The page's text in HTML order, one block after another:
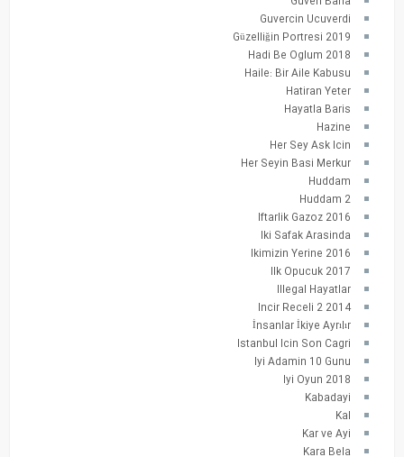
Guvercin Ucuverdi
Güzelliğin Portresi 2019
Hadi Be Oglum 2018
Haile: Bir Aile Kabusu
Hatiran Yeter
Hayatla Baris
Hazine
Her Sey Ask Icin
Her Seyin Basi Merkur
Huddam
Huddam 2
Iftarlik Gazoz 2016
Iki Safak Arasinda
Ikimizin Yerine 2016
Ilk Opucuk 2017
Illegal Hayatlar
Incir Receli 2 2014
İnsanlar İkiye Ayrılır
Istanbul Icin Son Cagri
Iyi Adamin 10 Gunu
Iyi Oyun 2018
Kabadayi
Kal
Kar ve Ayi
Kara Bela